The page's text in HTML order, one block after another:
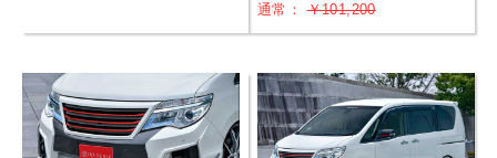
通常：￥101,200